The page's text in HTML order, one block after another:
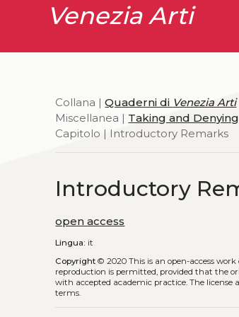
Venezia Arti
Collana |Quaderni di Venezia Arti
Miscellanea | Taking and Denying
Capitolo | Introductory Remarks
Introductory
open access
Lingua: it
Copyright © 2020This is an open-access
reproduction is permitted, provided that the
with accepted academic practice. The
terms.